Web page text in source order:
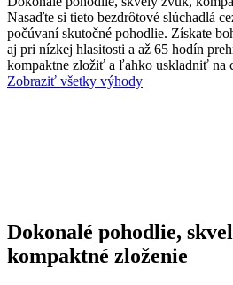
Nasaďte si tieto bezdrôtové slúchadlá
počúvaní skutočné pohodlie. Získate
aj pri nízkej hlasitosti a až 65 hodín
kompaktne zložiť a ľahko uskladniť na
Zobraziť všetky výhody
Dokonalé pohodlie,
kompaktné zloženie